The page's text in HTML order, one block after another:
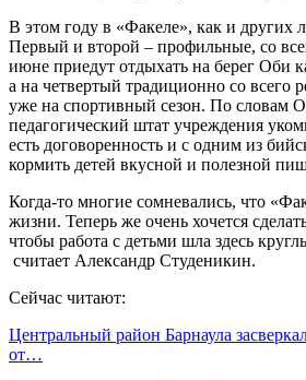
В этом году в «Факеле», как и других
Первый и второй – профильные, со
июне приедут отдыхать на берег Оби
а на четвертый традиционно со всего
уже на спортивный сезон. По словам
педагогический штат учреждения
есть договоренность и с одним из
кормить детей вкусной и полезной
Когда-то многие сомневались, что
жизни. Теперь же очень хочется
чтобы работа с детьми шла здесь
считает Александр Студеникин.
Сейчас читают:
Центральный район Барнаула
от…